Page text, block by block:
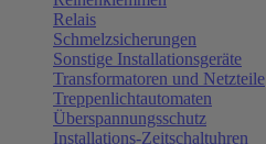
Relais
Schmelzsicherungen
Sonstige Installationsgeräte
Transformatoren und Netzteile
Treppenlichtautomaten
Überspannungsschutz
Installations-Zeitschaltuhren